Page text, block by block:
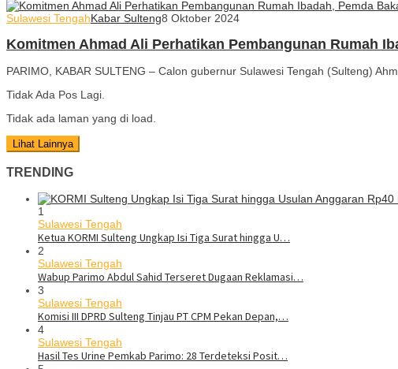
Sulawesi TengahKabar Sulteng8 Oktober 2024
Komitmen Ahmad Ali Perhatikan Pembangunan Rumah
PARIMO, KABAR SULTENG – Calon gubernur Sulawesi Tengah (Sulteng)
Tidak Ada Pos Lagi.
Tidak ada laman yang di load.
Lihat Lainnya
TRENDING
1
Sulawesi Tengah
Ketua KORMI Sulteng Ungkap Isi Tiga Surat hingga U…
2
Sulawesi Tengah
Wabup Parimo Abdul Sahid Terseret Dugaan Reklamasi…
3
Sulawesi Tengah
Komisi III DPRD Sulteng Tinjau PT CPM Pekan Depan,…
4
Sulawesi Tengah
Hasil Tes Urine Pemkab Parimo: 28 Terdeteksi Posit…